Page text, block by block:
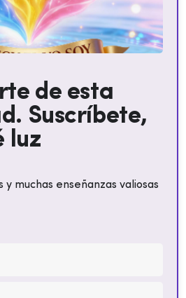
de esta
Suscríbete,
luz
muchas enseñanzas valiosas